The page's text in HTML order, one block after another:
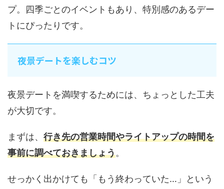
プ。四季ごとのイベントもあり、特別感のあるデー
トにぴったりです。
夜景デートを楽しむコツ
夜景デートを満喫するためには、ちょっとした工夫
が大切です。
まずは、 行き先の営業時間やライトアップの時間を
事前に調べておきましょう。
せっかく出かけても「もう終わっていた…」という